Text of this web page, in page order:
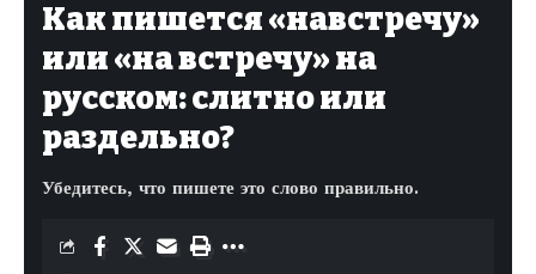
Как пишется «навстречу»
или «на встречу» на
русском: слитно или
раздельно?
Убедитесь, что пишете это слово правильно.